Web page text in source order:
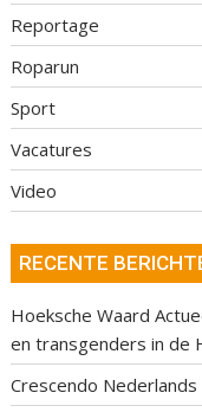
Reportage
Roparun
Sport
Vacatures
Video
RECENTE
Hoeksche Waard
en transgenders in de
Crescendo